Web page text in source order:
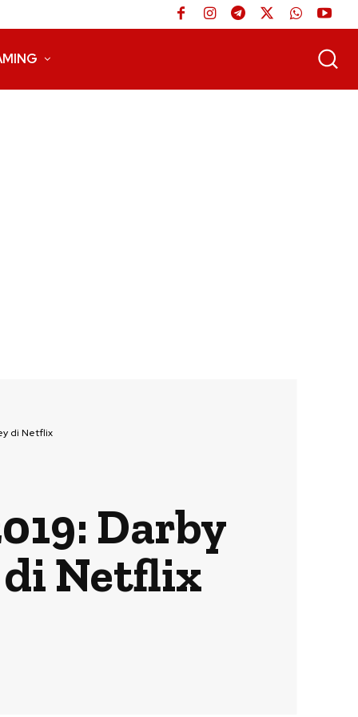
di Netflix
Darby
di Netflix